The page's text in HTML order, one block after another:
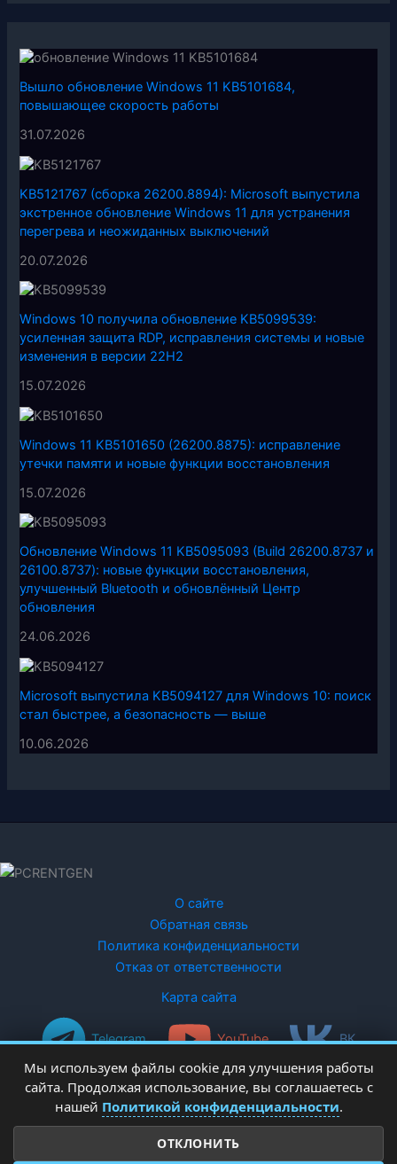
Вышло обновление Windows 11 KB5101684,
повышающее скорость работы
31.07.2026
KB5121767 (сборка 26200.8894): Microsoft выпустила
экстренное обновление Windows 11 для устранения
перегрева и неожиданных выключений
20.07.2026
Windows 10 получила обновление KB5099539:
усиленная защита RDP, исправления системы и новые
изменения в версии 22H2
15.07.2026
Windows 11 KB5101650 (26200.8875): исправление
утечки памяти и новые функции восстановления
15.07.2026
Обновление Windows 11 KB5095093 (Build 26200.8737 и
26100.8737): новые функции восстановления,
улучшенный Bluetooth и обновлённый Центр
обновления
24.06.2026
Microsoft выпустила KB5094127 для Windows 10: поиск
стал быстрее, а безопасность — выше
10.06.2026
О сайте
Обратная связь
Политика конфиденциальности
Отказ от ответственности
Карта сайта
Telegram YouTube ВК
Copyright © 2026 PCRentgen - настройка Windows
Мы используем файлы cookie для улучшения работы
сайта. Продолжая использование, вы соглашаетесь с
нашей Политикой конфиденциальности.
ОТКЛОНИТЬ